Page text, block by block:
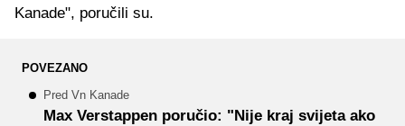
Kanade", poručili su.
POVEZANO
Pred Vn Kanade
Max Verstappen poručio: "Nije kraj svijeta ako